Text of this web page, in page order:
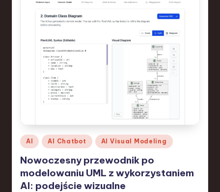
Posted
in
AI AI Chatbot AI Visual Modeling
Nowoczesny przewodnik po
modelowaniu UML z wykorzystaniem
AI: podejście wizualne